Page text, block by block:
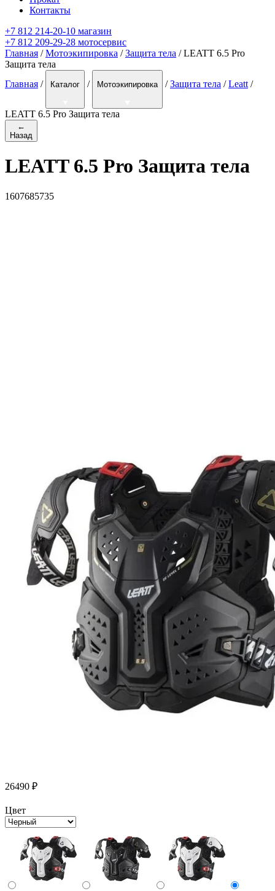
Контакты
+7 812 214-20-10 магазин
+7 812 209-29-28 мотосервис
Главная /Мотоэкипировка /Защита тела / LEATT 6.5 Pro
Защита тела
Главная / Каталог / Мотоэкипировка / Защита тела / Leatt /
LEATT 6.5 Pro Защита тела
←
Назад
LEATT 6.5 Pro Защита тела
1607685735
26490 ₽
Цвет